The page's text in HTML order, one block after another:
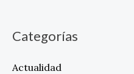
Categorías
Actualidad